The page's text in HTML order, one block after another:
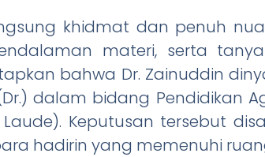
khidmat dan penuh
materi, serta
bahwa Dr. Zainuddin
dalam bidang Pendidikan
Laude). Keputusan tersebut
hadirin yang memenuhi